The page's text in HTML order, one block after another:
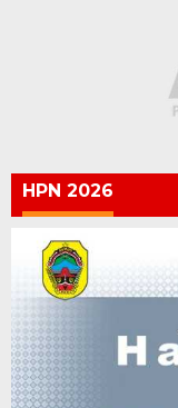
HPN 2026